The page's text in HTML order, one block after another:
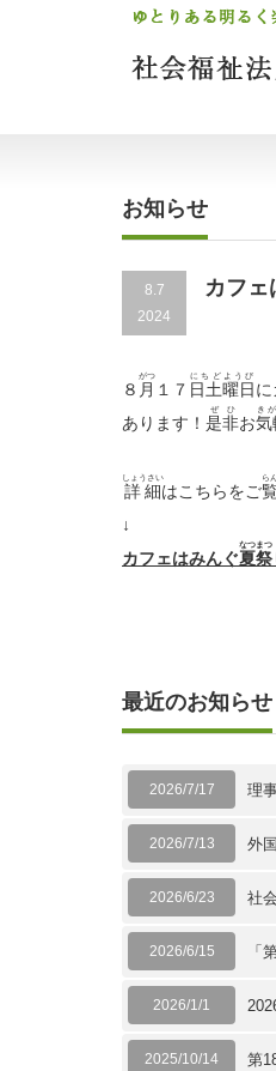
お知らせ
8.7
2024
カフ
８ 月
がつ
１７ 日土曜日
にちどようび
あります！ 是非
ぜひ
お気
き
詳細
しょうさい
はこちらをご
らん
↓
カフェはみんぐ夏祭
なつまつ
最近のお知らせ
2026/7/17 理
2026/7/13 外
2026/6/23 社
2026/6/15 「
2026/1/1
2025/10/14 第